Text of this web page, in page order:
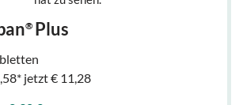
® Plus
jetzt € 11,28